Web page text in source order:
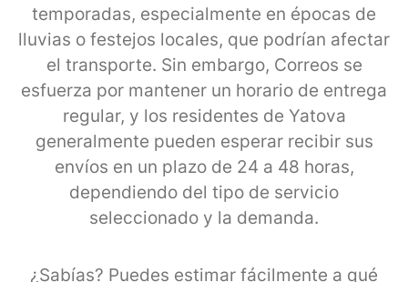
temporadas, especialmente en épocas de
lluvias o festejos locales, que podrían afectar
el transporte. Sin embargo, Correos se
esfuerza por mantener un horario de entrega
regular, y los residentes de Yatova
generalmente pueden esperar recibir sus
envíos en un plazo de 24 a 48 horas,
dependiendo del tipo de servicio
seleccionado y la demanda.
¿Sabías? Puedes estimar fácilmente a qué